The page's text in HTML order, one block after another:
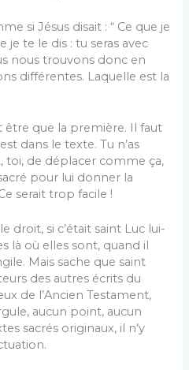
si Jésus disait : “ Ce que je
je te le dis : tu seras avec
nous trouvons donc en
différentes. Laquelle est la
être que la première. Il faut
dans le texte. Tu n’as
toi, de déplacer comme ça,
pour lui donner la
serait trop facile !
droit, si c’était saint Luc lui-
là où elles sont, quand il
Mais sache que saint
des autres écrits du
de l’Ancien Testament,
aucun point, aucun
sacrés originaux, il n’y